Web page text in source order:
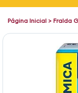
Página Inicial > Fralda